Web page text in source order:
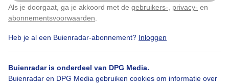
Als je doorgaat, ga je akkoord met de gebruikers- privacy- en
abonnementsvoorwaarden
Heb je al een Buienradar-abonnement? Inloggen
Buienradar is onderdeel van DPG Media.
Buienradar en DPG Media gebruiken cookies om informatie over
(1.0)Neerslagdata op basis van coördinaten
Op basis van de door u gewenste coördinaten (latitude en longitude)
wordt iedere 5 minuten geüpdatet.Op deze pagina kunt u de
neerslag in tekst vinden.De waarde 0 geeft geen neerslag aan
volgende formule voor het omrekenen naar de neerslagintensiteit in
de eenheid millimeter per uur (mm/u):
Klik hierom dit aan te passen